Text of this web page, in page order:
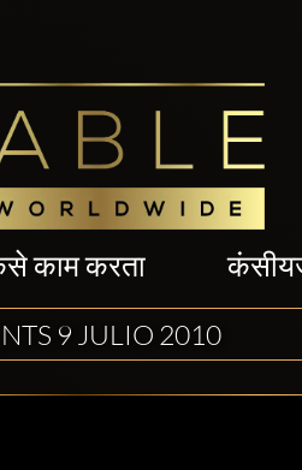
काम करता
9 JULIO 2010